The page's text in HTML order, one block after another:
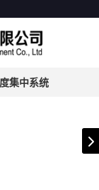
集中系统